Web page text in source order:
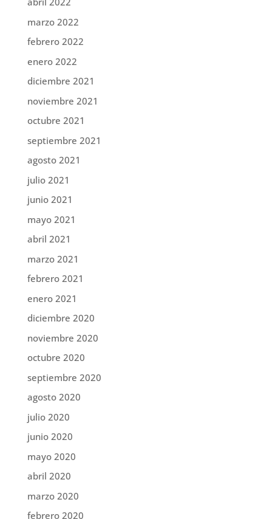
marzo 2022
febrero 2022
enero 2022
diciembre 2021
noviembre 2021
octubre 2021
septiembre 2021
agosto 2021
julio 2021
junio 2021
mayo 2021
abril 2021
marzo 2021
febrero 2021
enero 2021
diciembre 2020
noviembre 2020
octubre 2020
septiembre 2020
agosto 2020
julio 2020
junio 2020
mayo 2020
abril 2020
marzo 2020
febrero 2020